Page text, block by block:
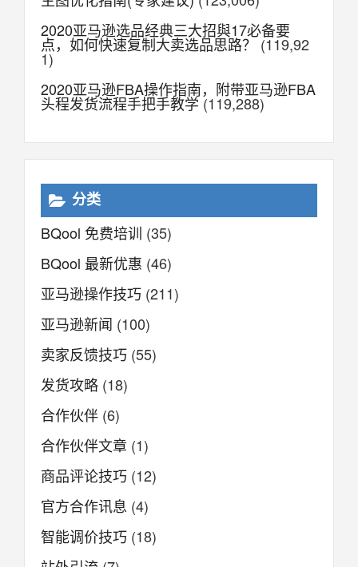
2020亚马逊选品经典三大招與17必备要
点，如何快速复制大卖选品思路？ (119,92
1)
2020亚马逊FBA操作指南，附带亚马逊FBA
头程发货流程手把手教学(119,288)
分类
BQool 免费培训 (35)
BQool 最新优惠 (46)
亚马逊操作技巧 (211)
亚马逊新闻 (100)
卖家反馈技巧 (55)
发货攻略 (18)
合作伙伴 (6)
合作伙伴文章 (1)
商品评论技巧 (12)
官方合作讯息 (4)
智能调价技巧 (18)